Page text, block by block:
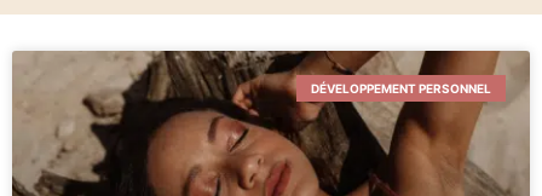
DÉVELOPPEMENT PERSONNEL